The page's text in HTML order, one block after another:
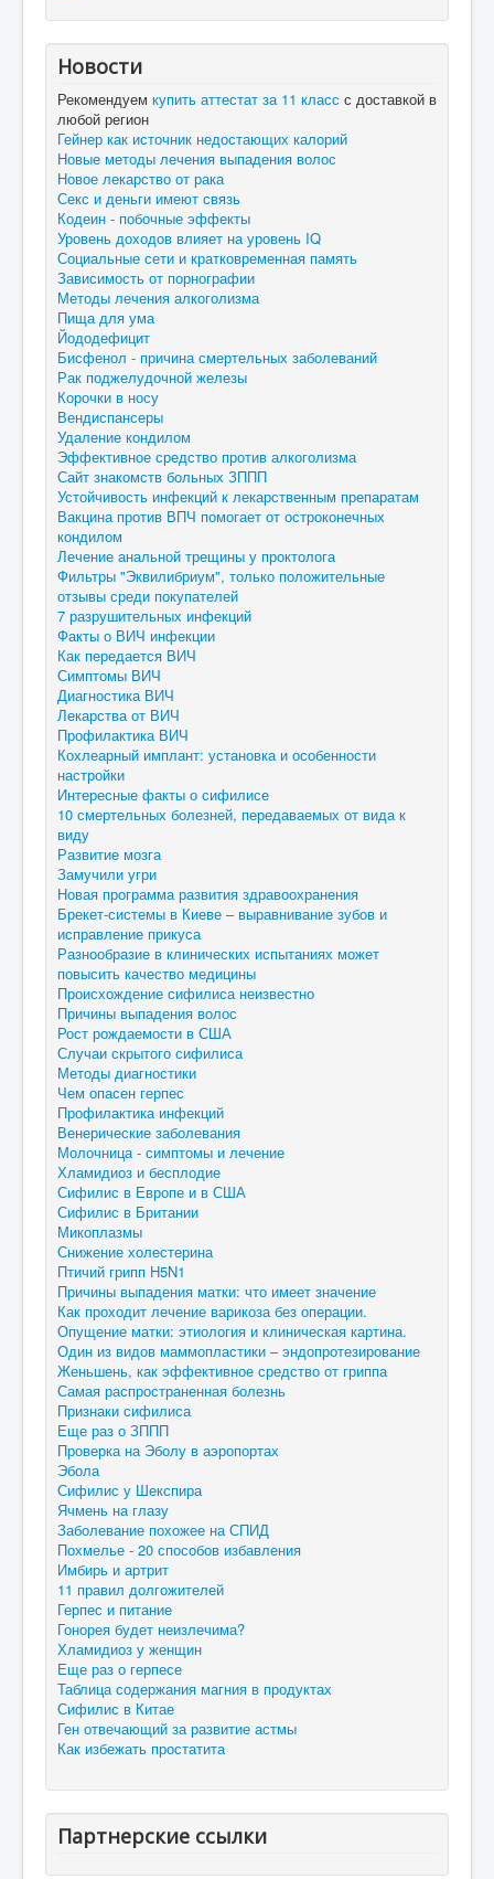
Новости
Рекомендуем купить аттестат за 11 класс с доставкой в
любой регион
Гейнер как источник недостающих калорий
Новые методы лечения выпадения волос
Новое лекарство от рака
Секс и деньги имеют связь
Кодеин - побочные эффекты
Уровень доходов влияет на уровень IQ
Социальные сети и кратковременная память
Зависимость от порнографии
Методы лечения алкоголизма
Пища для ума
Йододефицит
Бисфенол - причина смертельных заболеваний
Рак поджелудочной железы
Корочки в носу
Вендиспансеры
Удаление кондилом
Эффективное средство против алкоголизма
Сайт знакомств больных ЗППП
Устойчивость инфекций к лекарственным препаратам
Вакцина против ВПЧ помогает от остроконечных
кондилом
Лечение анальной трещины у проктолога
Фильтры "Эквилибриум", только положительные
отзывы среди покупателей
7 разрушительных инфекций
Факты о ВИЧ инфекции
Как передается ВИЧ
Симптомы ВИЧ
Диагностика ВИЧ
Лекарства от ВИЧ
Профилактика ВИЧ
Кохлеарный имплант: установка и особенности
настройки
Интересные факты о сифилисе
10 смертельных болезней, передаваемых от вида к
виду
Развитие мозга
Замучили угри
Новая программа развития здравоохранения
Брекет-системы в Киеве – выравнивание зубов и
исправление прикуса
Разнообразие в клинических испытаниях может
повысить качество медицины
Происхождение сифилиса неизвестно
Причины выпадения волос
Рост рождаемости в США
Случаи скрытого сифилиса
Методы диагностики
Чем опасен герпес
Профилактика инфекций
Венерические заболевания
Молочница - симптомы и лечение
Хламидиоз и бесплодие
Сифилис в Европе и в США
Сифилис в Британии
Микоплазмы
Снижение холестерина
Птичий грипп H5N1
Причины выпадения матки: что имеет значение
Как проходит лечение варикоза без операции.
Опущение матки: этиология и клиническая картина.
Один из видов маммопластики – эндопротезирование
Женьшень, как эффективное средство от гриппа
Самая распространенная болезнь
Признаки сифилиса
Еще раз о ЗППП
Проверка на Эболу в аэропортах
Эбола
Сифилис у Шекспира
Ячмень на глазу
Заболевание похожее на СПИД
Похмелье - 20 способов избавления
Имбирь и артрит
11 правил долгожителей
Герпес и питание
Гонорея будет неизлечима?
Хламидиоз у женщин
Еще раз о герпесе
Таблица содержания магния в продуктах
Сифилис в Китае
Ген отвечающий за развитие астмы
Как избежать простатита
Партнерские ссылки